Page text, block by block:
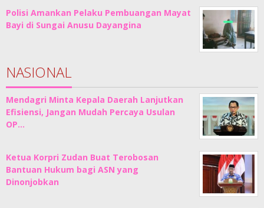
Polisi Amankan Pelaku Pembuangan Mayat
Bayi di Sungai Anusu Dayangina
NASIONAL
Mendagri Minta Kepala Daerah Lanjutkan
Efisiensi, Jangan Mudah Percaya Usulan
OP…
Ketua Korpri Zudan Buat Terobosan
Bantuan Hukum bagi ASN yang
Dinonjobkan